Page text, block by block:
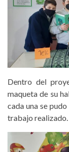
Dentro del
maqueta de su
cada una se
trabajo realizado.